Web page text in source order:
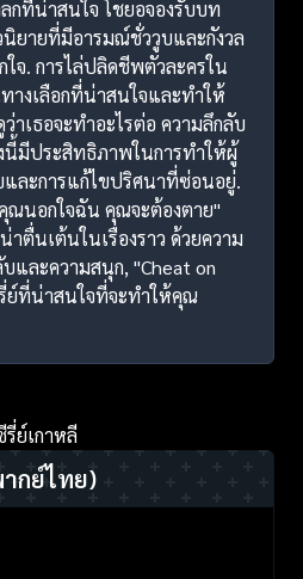
กที่น่าสนใจ โชยอจองรับบท
ยายที่มีอารมณ์ชั่ววูบและกังวล
ใจ. การไล่ปลิดชีพตัวละครใน
างเลือกที่น่าสนใจและทำให้
าเธอจะทำอะไรต่อ ความลึกลับ
นี้มีประสิทธิภาพในการทำให้ผู้
ละการแก้ไขปริศนาที่ซ่อนอยู่.
ณนอกใจฉัน คุณจะต้องตาย"
าตื่นเต้นในเรื่องราว ด้วยความ
และความสนุก, "Cheat on
ย์ที่น่าสนใจที่จะทำให้คุณ
รี่ย์เกาหลี
กย์ไทย)